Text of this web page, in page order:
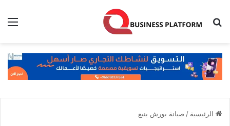
بحث عن
الرئيسية / صيانة بورش ينبع